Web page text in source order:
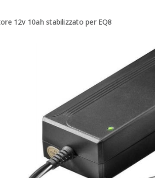
12v 10ah stabilizzato per EQ8